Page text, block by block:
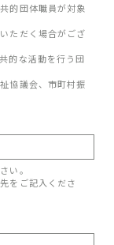
的団体職員が対象
ただく場合がござ
的な活動を行う団
協議会、市町村振
い。
をご記入くださ